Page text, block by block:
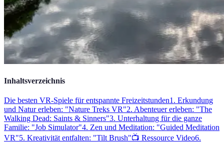
Inhaltsverzeichnis
Die besten VR-Spiele für entspannte Freizeitstunden1. Erkundung
und Natur erleben: "Nature Treks VR"2. Abenteuer erleben: "The
Walking Dead: Saints & Sinners"3. Unterhaltung für die ganze
Familie: "Job Simulator"4. Zen und Meditation: "Guided Meditation
VR"5. Kreativität entfalten: "Tilt Brush"📺 Ressource Video6.